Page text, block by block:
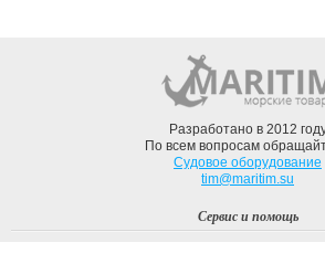
Разработано в 2012
По всем вопросам
Судовое оборудование
tim@maritim.su
Сервис и помощь